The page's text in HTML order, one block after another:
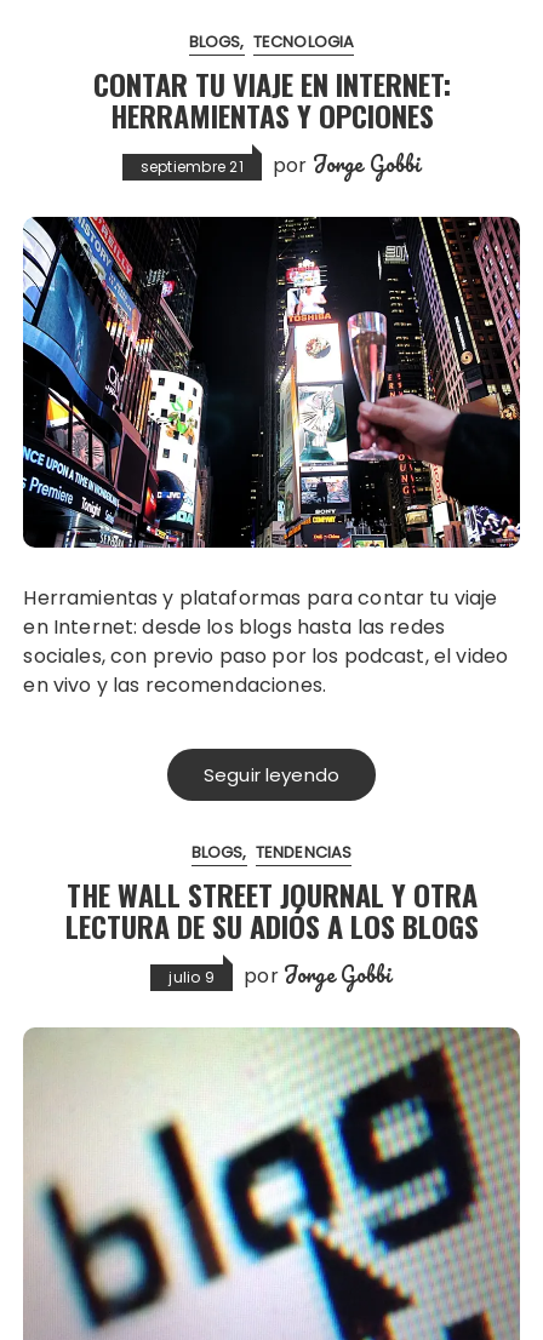
BLOGS TECNOLOGIA
CONTAR TU VIAJE EN INTERNET:
HERRAMIENTAS Y OPCIONES
septiembre 21 por Jorge Gobbi
Herramientas y plataformas para contar tu viaje
en Internet: desde los blogs hasta las redes
sociales, con previo paso por los podcast, el video
en vivo y las recomendaciones.
Seguir leyendo
BLOGS TENDENCIAS
THE WALL STREET JOURNAL Y OTRA
LECTURA DE SU ADIÓS A LOS BLOGS
julio 9 por Jorge Gobbi